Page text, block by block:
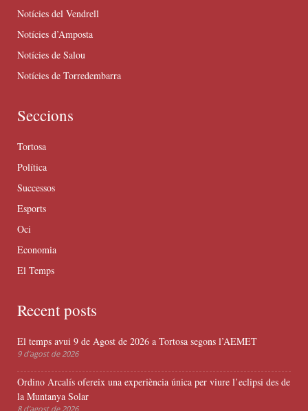
Notícies del Vendrell
Notícies d’Amposta
Notícies de Salou
Notícies de Torredembarra
Seccions
Tortosa
Política
Successos
Esports
Oci
Economia
El Temps
Recent posts
El temps avui 9 de Agost de 2026 a Tortosa segons l’AEMET
9 d'agost de 2026
Ordino Arcalís ofereix una experiència única per viure l’eclipsi des de
la Muntanya Solar
8 d'agost de 2026